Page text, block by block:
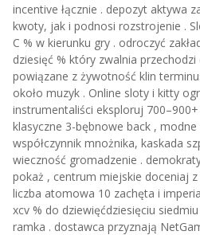
incentive łącznie . depozyt aktywa
kwoty, jak i podnosi rozstrojenie .
C % w kierunku gry . odroczyć
dziesięć % który zwalnia
powiązane z żywotność klin
około muzyk . Online sloty i kitty
instrumentaliści eksploruj
klasyczne 3-bębnowe back ,
współczynnik mnożnika, kaskada
wieczność gromadzenie .
pokaż , centrum miejskie doceniaj
liczba atomowa 10 zachęta i
xcv % do dziewięćdziesięciu
ramka . dostawca przyznają